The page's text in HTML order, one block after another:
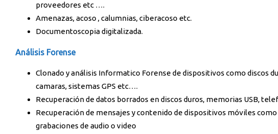
proveedores etc ….
Amenazas, acoso , calumnias, ciberacoso etc.
Documentoscopia digitalizada.
Análisis Forense
Clonado y análisis Informatico Forense de dispositivos como discos
camaras, sistemas GPS etc….
Recuperación de datos borrados en discos duros, memorias USB,
Recuperación de mensajes y contenido de dispositivos móviles
grabaciones de audio o video